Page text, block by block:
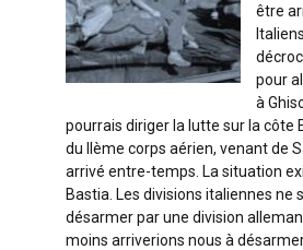
être
pour
à
pourrais diriger la lutte sur la côte
du IIème corps aérien, venant de
arrivé entre-temps. La situation
Bastia. Les divisions italiennes ne
désarmer par une division
moins arriverions nous à